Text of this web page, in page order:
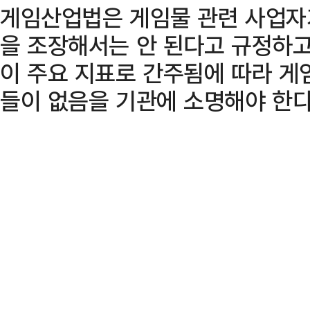
게임산업법은 게임물 관련 사업
을 조장해서는 안 된다고 규정하
이 주요 지표로 간주됨에 따라
들이 없음을 기관에 소명해야 한